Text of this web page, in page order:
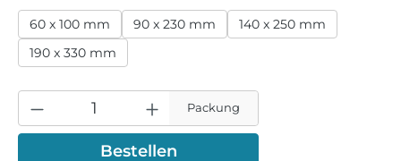
60 x 100 mm 90 x 230 mm
140 x 250 mm
190 x 330 mm
Packung
Bestellen